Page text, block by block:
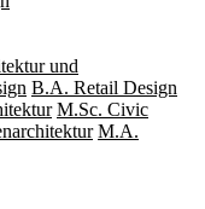
und
B.A. Retail Design
M.Sc. Civic
M.A.